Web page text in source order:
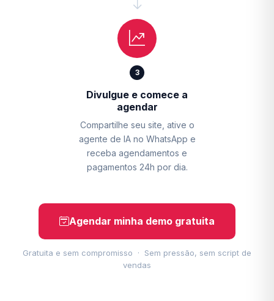
3
Divulgue e comece a
agendar
Compartilhe seu site, ative o
agente de IA no WhatsApp e
receba agendamentos e
pagamentos 24h por dia.
Agendar minha demo gratuita
Gratuita e sem compromisso · Sem pressão, sem script de
vendas